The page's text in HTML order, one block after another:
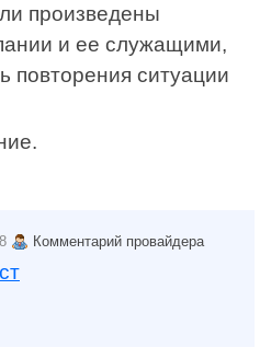
произведены
и ее служащими,
повторения ситуации
Комментарий провайдера